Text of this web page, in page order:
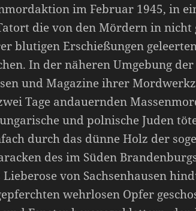
im Februar 1945, in
die von den Mördern in nicht
blutigen Erschießungen
In der näheren Umgebung
und Magazine ihrer
Tage andauernden
und polnische Juden
durch das dünne Holz der
des im Süden
Lieberose von Sachsenhausen
wehrlosen Opfer